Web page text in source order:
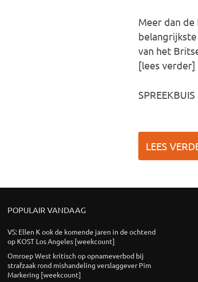
Meer dan
van het
[lees verder]
SPREEKBUIS
LEES
POPULAIR VANDAAG
VS: Ellen K ook de komende jaren in de ochtend
op KOST Los Angeles [weekcount]
Omroep West kritisch op opnameverbod bij
strafzaak rond mishandeling verslaggever Pim
Markering [weekcount]